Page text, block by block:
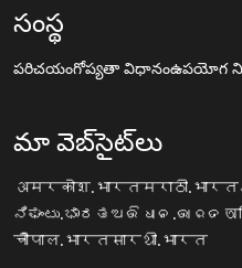
సంస్థ
పరిచయంగోప్యతా విధానంఉపయోగ
మా వెబ్‌సైట్‌లు
अमरकोश.भारतमराठी.भारत
ನಿಘಂಟು.ಭಾರತ ଅଭିଧାନ.ଭାରତ
चौपाल.भारतसारथी.भारत